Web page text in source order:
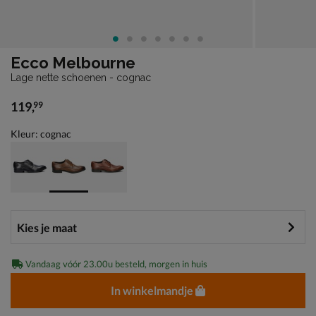
Ecco Melbourne
Lage nette schoenen - cognac
€ 119,99
119,99
Kleur: cognac
Vandaag vóór 23.00u besteld, morgen in huis
In winkelmandje